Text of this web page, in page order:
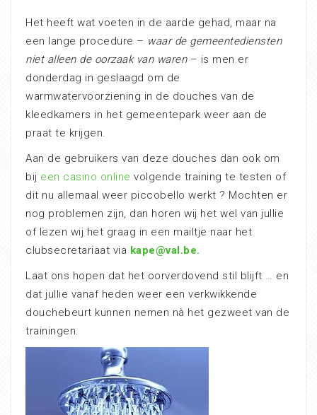
Het heeft wat voeten in de aarde gehad, maar na
een lange procedure – waar de gemeentediensten
niet alleen de oorzaak van waren– is men er
donderdag in geslaagd om de
warmwatervoorziening in de douches van de
kleedkamers in het gemeentepark weer aan de
praat te krijgen.
Aan de gebruikers van deze douches dan ook om
bij een casino online volgende training te testen of
dit nu allemaal weer piccobello werkt ? Mochten er
nog problemen zijn, dan horen wij het wel van jullie
of lezen wij het graag in een mailtje naar het
clubsecretariaat via kape@val.be.
Laat ons hopen dat het oorverdovend stil blijft … en
dat jullie vanaf heden weer een verkwikkende
douchebeurt kunnen nemen nà het gezweet van de
trainingen.